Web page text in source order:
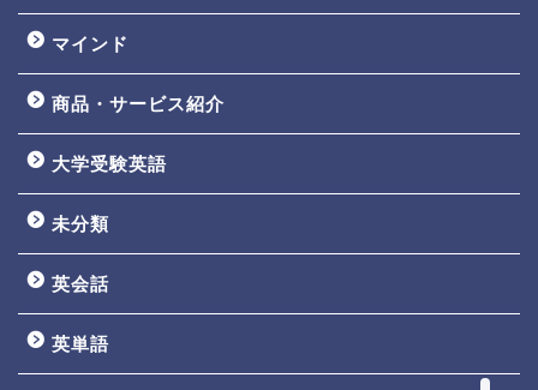
マインド
商品・サービス紹介
大学受験英語
未分類
英会話
英単語
TOEIC3ヵ月で800点講座